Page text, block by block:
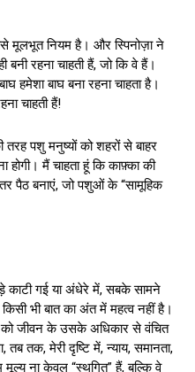
मूलभूत नियम है। और स्प‍िनोज़ा ने
बनी रहना चाहती हैं, जो कि वे हैं।
हमेशा बाघ बना रहना चाहता है।
चाहती हैं!
तरह पशु मनुष्यों को शहरों से बाहर
मैं चाहता हूं कि काफ़्का की
पैठ बनाएं, जो पशुओं के “सामूहिक
काटी गई या अंधेरे में, सबके सामने
भी बात का अंत में महत्व नहीं है।
को जीवन के उसके अधिकार से वंचित
तक, मेरी दृष्ट‍ि में, न्याय, समानता,
ना केवल “स्थगित” हैं, बल्कि वे